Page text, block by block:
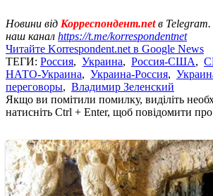
Новини від Корреспондент.netв Telegram.
наш канал https://t.me/korrespondentnet
Читайте Korrespondent.net в Google News
ТЕГИ: Россия, Украина, Россия-США,
НАТО-Украина, Украина-Россия,
переговоры, Владимир Зеленский
Якщо ви помітили помилку, виділіть
натисніть Ctrl + Enter, щоб повідомити